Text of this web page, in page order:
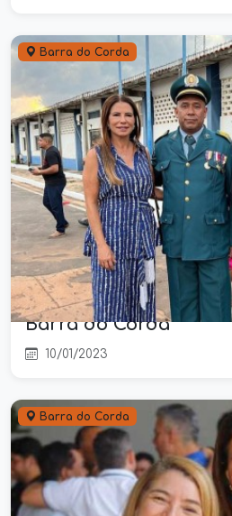
Barra do Corda
Deputada estadual
participa de
promoção de
Barra do Corda
10/01/2023
Barra do Corda